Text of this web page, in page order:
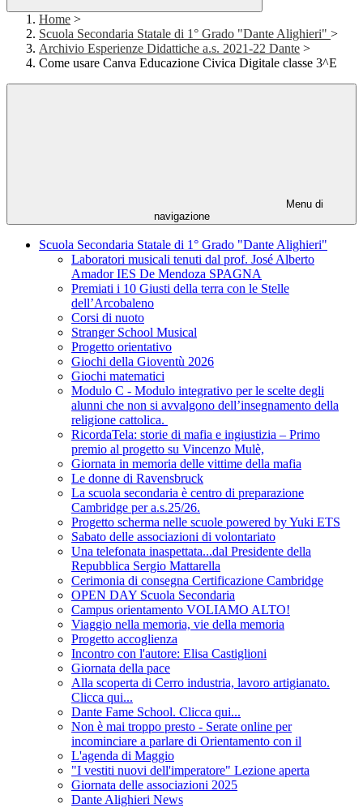
Home >
Scuola Secondaria Statale di 1° Grado "Dante Alighieri" >
Archivio Esperienze Didattiche a.s. 2021-22 Dante >
Come usare Canva Educazione Civica Digitale classe 3^E
Menu di
navigazione
Scuola Secondaria Statale di 1° Grado "Dante Alighieri"
Laboratori musicali tenuti dal prof. José Alberto
Amador IES De Mendoza SPAGNA
Premiati i 10 Giusti della terra con le Stelle
dell’Arcobaleno
Corsi di nuoto
Stranger School Musical
Progetto orientativo
Giochi della Gioventù 2026
Giochi matematici
Modulo C - Modulo integrativo per le scelte degli
alunni che non si avvalgono dell’insegnamento della
religione cattolica.
RicordaTela: storie di mafia e ingiustizia – Primo
premio al progetto su Vincenzo Mulè,
Giornata in memoria delle vittime della mafia
Le donne di Ravensbruck
La scuola secondaria è centro di preparazione
Cambridge per a.s.25/26.
Progetto scherma nelle scuole powered by Yuki ETS
Sabato delle associazioni di volontariato
Una telefonata inaspettata...dal Presidente della
Repubblica Sergio Mattarella
Cerimonia di consegna Certificazione Cambridge
OPEN DAY Scuola Secondaria
Campus orientamento VOLIAMO ALTO!
Viaggio nella memoria, vie della memoria
Progetto accoglienza
Incontro con l'autore: Elisa Castiglioni
Giornata della pace
Alla scoperta di Cerro industria, lavoro artigianato.
Clicca qui...
Dante Fame School. Clicca qui...
Non è mai troppo presto - Serate online per
incominciare a parlare di Orientamento con il
L'agenda di Maggio
"I vestiti nuovi dell'imperatore" Lezione aperta
Giornata delle associazioni 2025
Dante Alighieri News